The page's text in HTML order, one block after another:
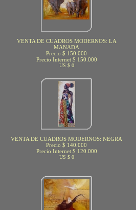
VENTA DE CUADROS MODERNOS: LA
MANADA
Precio $ 150.000
Precio Internet $ 150.000
US $ 0
VENTA DE CUADROS MODERNOS: NEGRA
Precio $ 140.000
Precio Internet $ 120.000
US $ 0